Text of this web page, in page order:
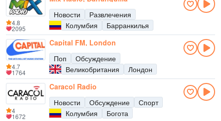
Новости
Развлечения
Колумбия
Барранкилья
4.8
2095
Capital FM, London
Поп
Обсуждение
Великобритания
Лондон
4.7
1764
Caracol Radio
Новости
Обсуждение
Спорт
Колумбия
Богота
4
1672